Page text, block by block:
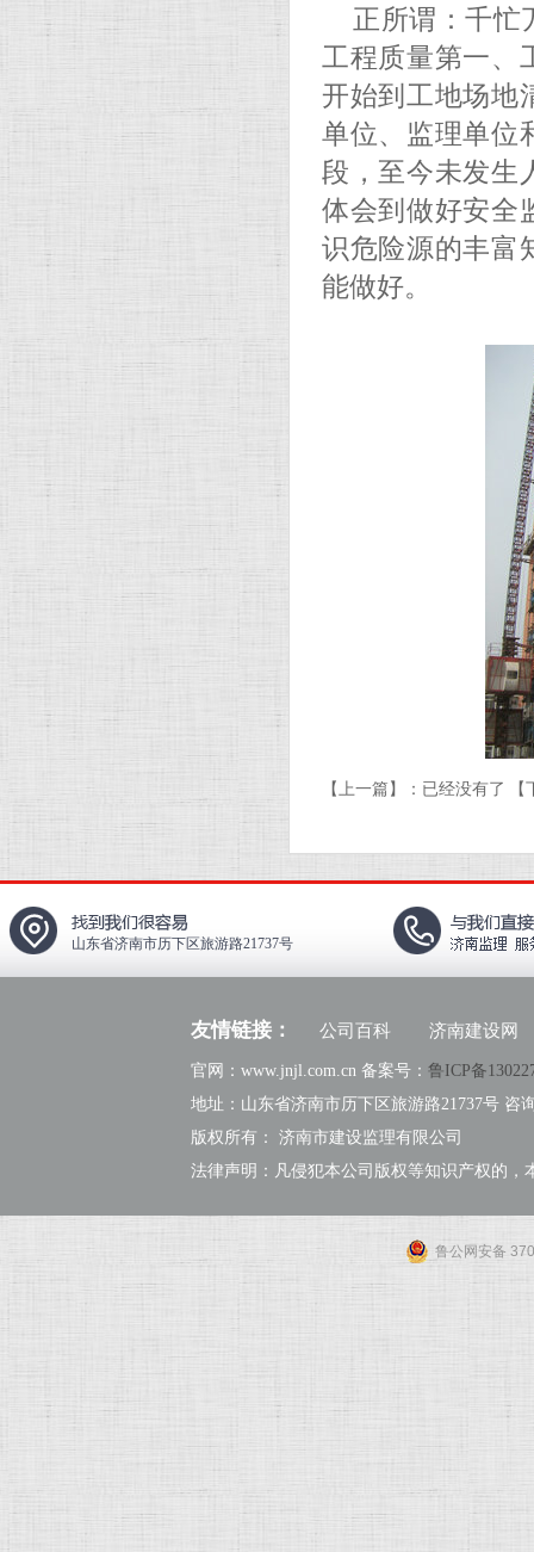
正所谓：千忙
工程质量第一、
开始到工地场地
单位、监理单位
段，至今未发生
体会到做好安全
识危险源的丰富
能做好。
【上一篇】：已经没有了
山东省济南市历下区旅游路21737号
友情链接： 公司百科 济南建设网
官网：www.jnjl.com.cn 备案号： 鲁ICP备
地址：山东省济南市历下区旅游路21737号 咨
版权所有： 济南市建设监理有限公司
法律声明：凡侵犯本公司版权等知识产权的，
鲁公网安备